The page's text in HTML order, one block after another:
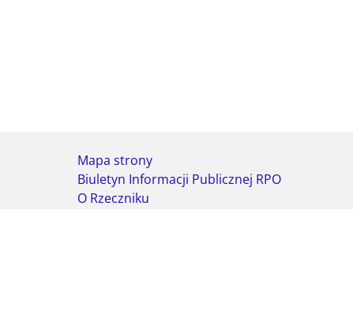
Mapa strony
Biuletyn Informacji Publicznej RPO
O Rzeczniku